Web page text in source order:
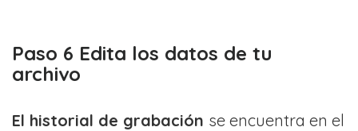
Paso 6 Edita los datos de tu
archivo
El historial de grabación se encuentra en el